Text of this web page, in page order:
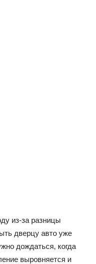
из-за разницы
дверцу авто уже
дождаться, когда
выровняется и